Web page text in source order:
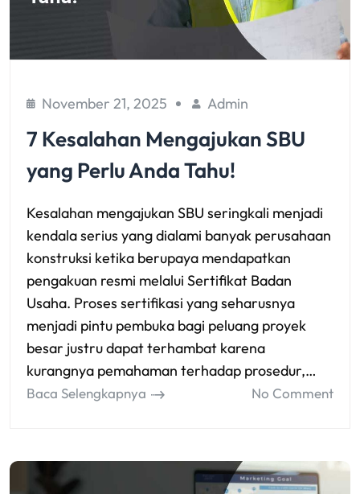
November 21, 2025 Admin
7 Kesalahan Mengajukan SBU
yang Perlu Anda Tahu!
Kesalahan mengajukan SBU seringkali menjadi
kendala serius yang dialami banyak perusahaan
konstruksi ketika berupaya mendapatkan
pengakuan resmi melalui Sertifikat Badan
Usaha. Proses sertifikasi yang seharusnya
menjadi pintu pembuka bagi peluang proyek
besar justru dapat terhambat karena
kurangnya pemahaman terhadap prosedur,…
Baca Selengkapnya No Comment